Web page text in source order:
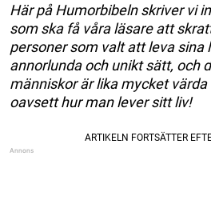
Här på Humorbibeln skriver vi
som ska få våra läsare att
personer som valt att leva sina
annorlunda och unikt sätt, och
människor är lika mycket
oavsett hur man lever sitt liv!